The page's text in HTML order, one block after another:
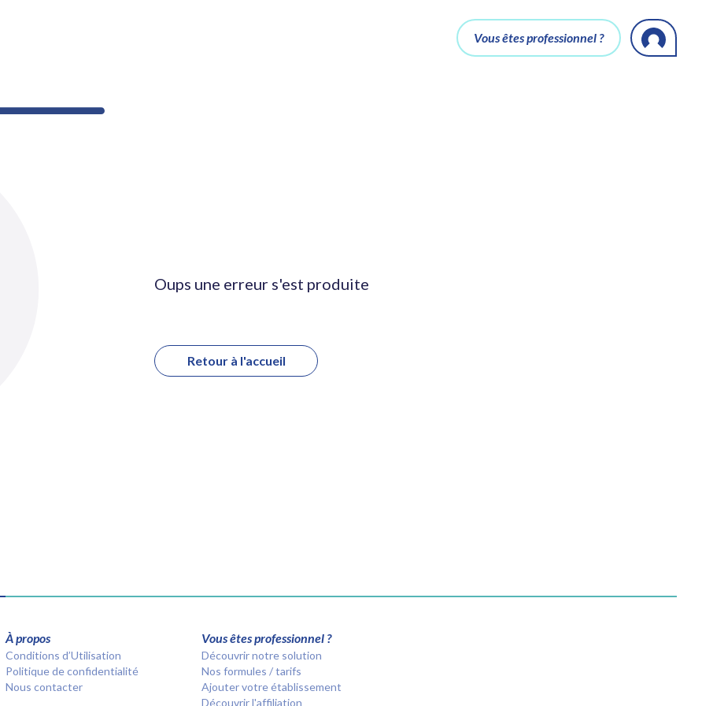
Vous êtes professionnel ?
Oups une erreur s'est produite
Retour à l'accueil
À propos
Conditions d’Utilisation
Politique de confidentialité
Nous contacter
Vous êtes professionnel ?
Découvrir notre solution
Nos formules / tarifs
Ajouter votre établissement
Découvrir l'affiliation